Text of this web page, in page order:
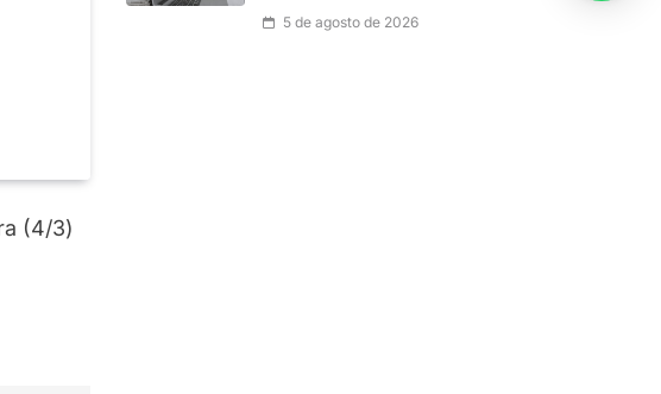
(4/3)
5 de agosto de 2026